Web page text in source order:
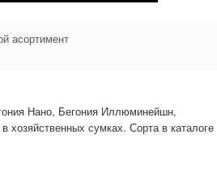
асортимент
Нано, Бегония Иллюминейшн,
сумках. Сорта в каталоге